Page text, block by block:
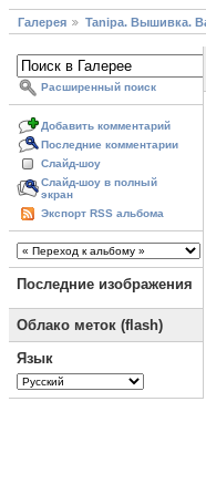
Галерея Tanipa. Вышивка.
Расширенный поиск
Добавить комментарий
Последние комментарии
Слайд-шоу
Слайд-шоу в полный
экран
Экспорт RSS альбома
Последние изображения
Облако меток (flash)
Язык